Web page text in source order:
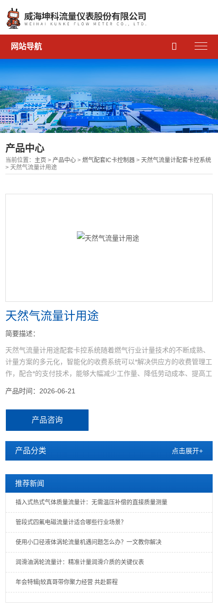
网站导航 
产品中心
当前位置： 主页 > 产品中心 >燃气配套IC卡控制器 >天然气流量计配套卡控系统
> 天然气流量计用途
天然气流量计用途
简要描述：
天然气流量计用途配套卡控系统随着燃气行业计量技术的不断成熟、
计量方案的多元化，智能化的收费系统可以*解决供应方的收费管理工
作，配合*的支付技术，能够大幅减少工作量、降低劳动成本、提高工
率。
产品时间：2026-06-21
产品咨询
产品分类 点击展开+
推荐新闻
插入式热式气体质量流量计：无需温压补偿的直接质量测量
管段式四氟电磁流量计适合哪些行业场景？
使用小口径液体涡轮流量机遇问题怎么办？一文教你解决
润滑油涡轮流量计：精准计量润滑介质的关键仪表
年会特辑|较真哥带你聚力经营 共赴薪程